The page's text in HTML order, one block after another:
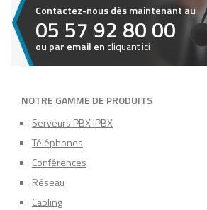
Contactez-nous dès maintenant au
05 57 92 80 00
ou par email en cliquant ici
NOTRE GAMME DE PRODUITS
Serveurs PBX IPBX
Téléphones
Conférences
Réseau
Cabling